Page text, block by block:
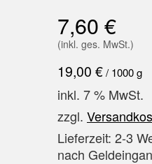
7,60 €
(inkl. ges. MwSt.)
19,00 €/ 1000g
inkl. 7 % MwSt.
zzgl.
Lieferzeit: 2-3
nach